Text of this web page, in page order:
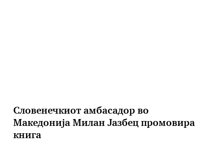
Словенечкиот амбасадор во
Македонија Милан Јазбец промовира
книга